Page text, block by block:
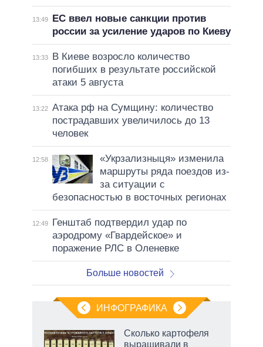
13:49
ЕС ввел новые санкции против
россии за усиление ударов по Киеву
13:33
В Киеве возросло количество
погибших в результате российской
атаки 5 августа
13:22 Атака рф на Сумщину: количество
пострадавших увеличилось до 13
человек
12:58
«Укрзализныця» изменила
маршруты ряда поездов из-
за ситуации с
безопасностью в восточных регионах
12:49
Генштаб подтвердил удар по
аэродрому «Гвардейское» и
поражение РЛС в Оленевке
Больше новостей
ИНФОГРАФИКА
Сколько картофеля
выращивали в